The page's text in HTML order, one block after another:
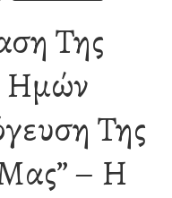
Της
Ημών
Της
– Η